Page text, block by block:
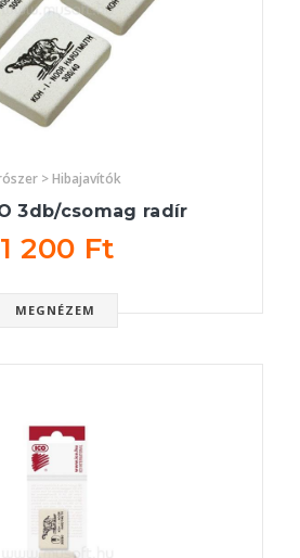
> Hibajavítók
3db/csomag radír
1 200 Ft
MEGNÉZEM